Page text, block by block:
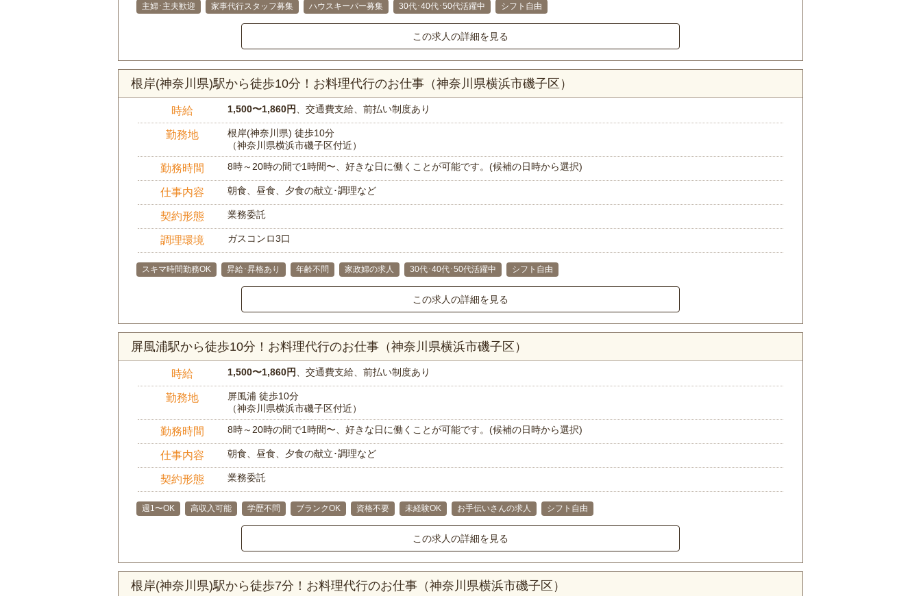
主婦･主夫歓迎
家事代行スタッフ募集 ハウスキーパー募集 30代･40代･50代活躍中 シフト自由
この求人の詳細を見る
根岸(神奈川県)駅から徒歩10分！お料理代行のお仕事（神奈川県横浜市磯子区）
時給 1,500〜1,860円 、交通費支給、前払い制度あり
勤務地
根岸(神奈川県) 徒歩10分
（神奈川県横浜市磯子区付近）
勤務時間 8時～20時の間で1時間〜、好きな日に働くことが可能です。(候補の日時から選択)
仕事内容 朝食、昼食、夕食の献立･調理など
契約形態 業務委託
調理環境 ガスコンロ3口
スキマ時間勤務OK 昇給･昇格あり 年齢不問 家政婦の求人 30代･40代･50代活躍中 シフト自由
この求人の詳細を見る
屏風浦駅から徒歩10分！お料理代行のお仕事（神奈川県横浜市磯子区）
時給 1,500〜1,860円 、交通費支給、前払い制度あり
勤務地
屏風浦 徒歩10分
（神奈川県横浜市磯子区付近）
勤務時間 8時～20時の間で1時間〜、好きな日に働くことが可能です。(候補の日時から選択)
仕事内容 朝食、昼食、夕食の献立･調理など
契約形態 業務委託
週1〜OK 高収入可能 学歴不問 ブランクOK 資格不要 未経験OK お手伝いさんの求人 シフト自由
この求人の詳細を見る
根岸(神奈川県)駅から徒歩7分！お料理代行のお仕事（神奈川県横浜市磯子区）